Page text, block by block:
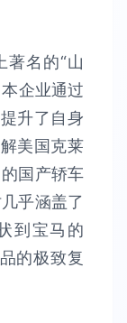
著名的“山
企业通过
升了自身
美国克莱
国产轿车
乎涵盖了
到宝马的
的极致复